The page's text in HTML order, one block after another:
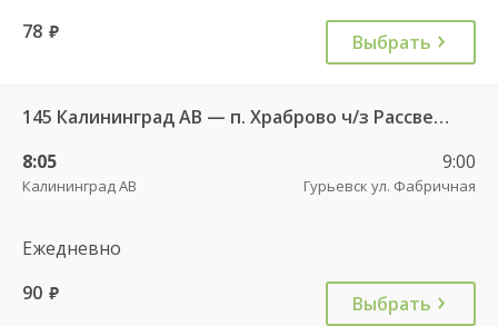
78 руб. Выбрать
145 Калининград АВ — п. Храброво ч/з Рассвет п. , Храброво п.
8:05
Калининград АВ
9:00
Гурьевск ул. Фабричная
Ежедневно
90 руб. Выбрать